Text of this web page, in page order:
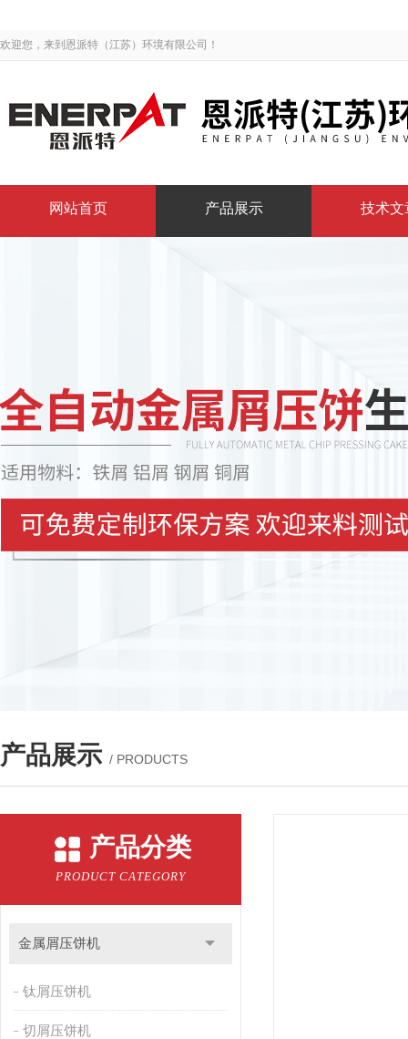
欢迎您，来到恩派特（江苏）环境有限公司！
网站首页 产品展示 技术文
产品展示 / PRODUCTS
产品分类
PRODUCT CATEGORY
金属屑压饼机
钛屑压饼机
切屑压饼机